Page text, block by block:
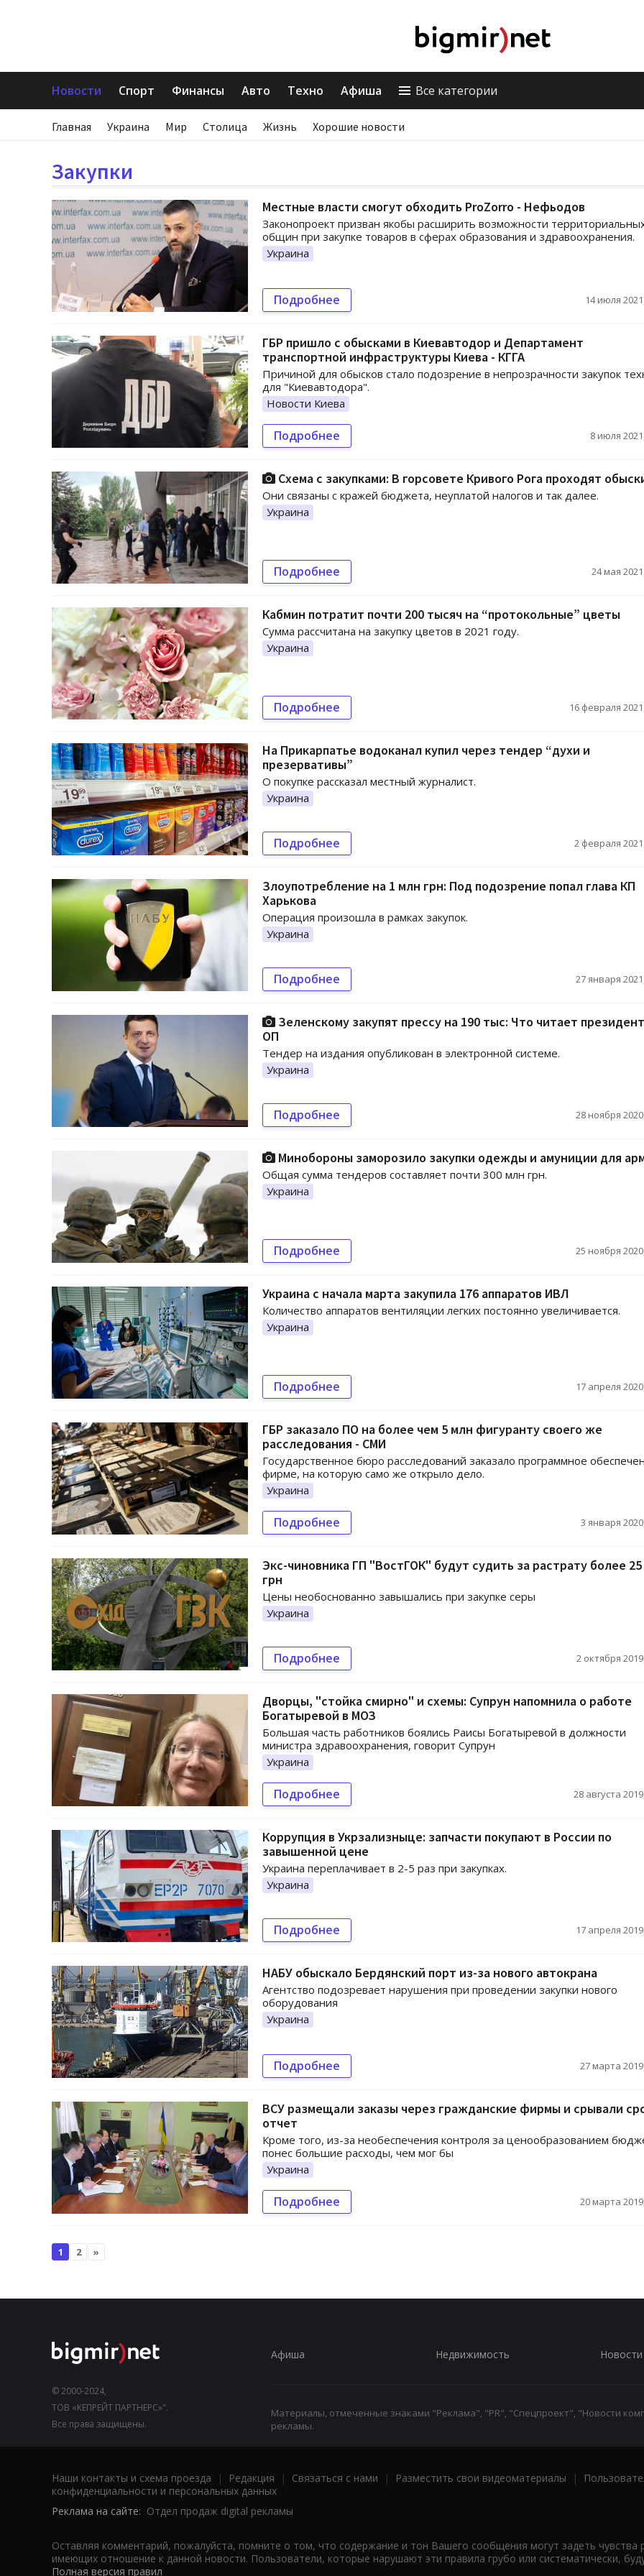
Новости Спорт Финансы Авто Техно Афиша Все категории
Главная Украина Мир Столица Жизнь Хорошие новости
Закупки
Местные власти смогут обходить ProZorro - Нефьодов
Законопроект призван якобы расширить возможности
общин при закупке товаров в сферах образования и здравоохранения.
Украина
Подробнее 14 июля
ГБР пришло с обысками в Киевавтодор и Департамент
транспортной инфраструктуры Киева - КГГА
Причиной для обысков стало подозрение в непрозрачности закупок
для "Киевавтодора".
Новости Киева
Подробнее 8 июля
Схема с закупками: В горсовете Кривого Рога проходят
Они связаны с кражей бюджета, неуплатой налогов и так далее.
Украина
Подробнее 24 мая
Кабмин потратит почти 200 тысяч на “протокольные” цветы
Сумма рассчитана на закупку цветов в 2021 году.
Украина
Подробнее 16 февраля
На Прикарпатье водоканал купил через тендер “духи и
презервативы”
О покупке рассказал местный журналист.
Украина
Подробнее 2 февраля
Злоупотребление на 1 млн грн: Под подозрение попал глава КП
Харькова
Операция произошла в рамках закупок.
Украина
Подробнее 27 января
Зеленскому закупят прессу на 190 тыс: Что читает
ОП
Тендер на издания опубликован в электронной системе.
Украина
Подробнее 28 ноября
Минобороны заморозило закупки одежды и амуниции для
Общая сумма тендеров составляет почти 300 млн грн.
Украина
Подробнее 25 ноября
Украина с начала марта закупила 176 аппаратов ИВЛ
Количество аппаратов вентиляции легких постоянно увеличивается.
Украина
Подробнее 17 апреля
ГБР заказало ПО на более чем 5 млн фигуранту своего же
расследования - СМИ
Государственное бюро расследований заказало программное
фирме, на которую само же открыло дело.
Украина
Подробнее 3 января
Экс-чиновника ГП "ВостГОК" будут судить за растрату более
грн
Цены необоснованно завышались при закупке серы
Украина
Подробнее 2 октября
Дворцы, "стойка смирно" и схемы: Супрун напомнила о работе
Богатыревой в МОЗ
Большая часть работников боялись Раисы Богатыревой в должности
министра здравоохранения, говорит Супрун
Украина
Подробнее 28 августа
Коррупция в Укрзализныце: запчасти покупают в России по
завышенной цене
Украина переплачивает в 2-5 раз при закупках.
Украина
Подробнее 17 апреля
НАБУ обыскало Бердянский порт из-за нового автокрана
Агентство подозревает нарушения при проведении закупки нового
оборудования
Украина
Подробнее 27 марта
ВСУ размещали заказы через гражданские фирмы и срывали
отчет
Кроме того, из-за необеспечения контроля за ценообразованием
понес большие расходы, чем мог бы
Украина
Подробнее 20 марта
1 2 »
© 2000-2024,
ТОВ «КЕПРЕЙТ ПАРТНЕРС»".
Все права защищены.
Афиша Недвижимость Новости
Материалы, отмеченные знаками "Реклама", "PR", "Спецпроект", "Новости
рекламы.
Наши контакты и схема проезда | Редакция | Связаться с нами | Разместить свои видеоматериалы |
конфиденциальности и персональных данных
Реклама на сайте: Отдел продаж digital рекламы
Оставляя комментарий, пожалуйста, помните о том, что содержание и тон Вашего сообщения могут задеть чувства
имеющих отношение к данной новости. Пользователи, которые нарушают эти правила грубо или систематически,
Полная версия правил